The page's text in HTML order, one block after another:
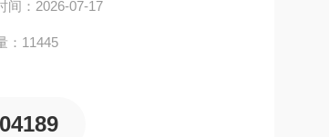
便。
间：2026-07-17
：11445